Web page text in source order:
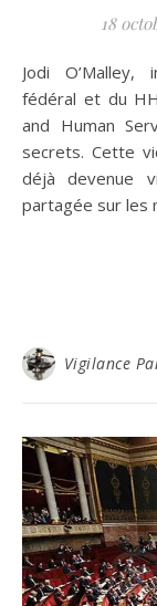
18
Jodi O’Malley, infirmière diplômée du gouvernement
fédéral et du
and Human
secrets. Cette
déjà devenue
partagée sur les
Vigilance